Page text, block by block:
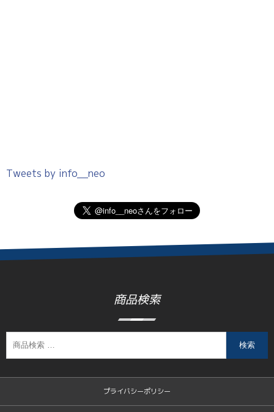
Tweets by info__neo
商品検索
検索
プライバシーポリシー